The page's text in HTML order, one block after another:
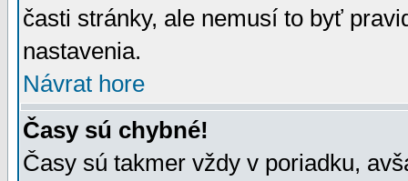
časti stránky, ale nemusí to byť
nastavenia.
Návrat hore
Časy sú chybné!
Časy sú takmer vždy v poriadku,